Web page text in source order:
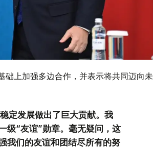
础上加强多边合作，并表示将共同迈向未
定发展做出了巨大贡献。我
级“友谊”勋章。毫无疑问，这
我们的友谊和团结尽所有的努